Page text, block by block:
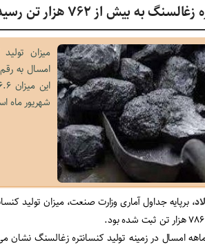
به بیش از ۷۶۲ هزار تن رسید
میزان
شهریور ماه
، برپایه جداول آماری وزارت صنعت، میزان تولید
عملکرد ۶ ماهه امسال در زمینه تولید کنسانتره